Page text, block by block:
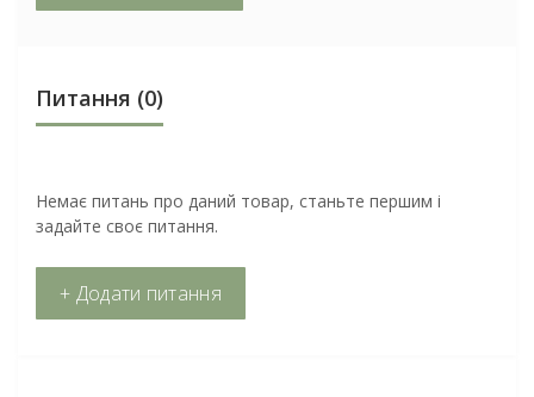
Питання (0)
Немає питань про даний товар, станьте першим і
задайте своє питання.
+ Додати питання